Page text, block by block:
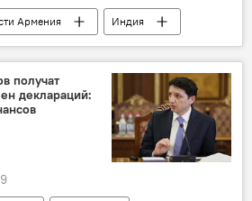
Армения
Индия
мигранты
получат
деклараций: